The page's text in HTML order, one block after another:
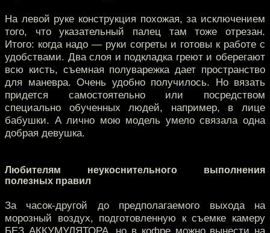
На левой руке конструкция похожая, за исключением
того, что указательный палец там тоже отрезан.
Итого: когда надо — руки согреты и готовы к работе с
удобствами. Два слоя и подкладка греют и оберегают
всю кисть, съемная полуварежка дает пространство
для маневра. Очень удобно получилось. Но вязать
придется самостоятельно или посредством
специально обученных людей, например, в лице
бабушки. А лично мою модель умело связала одна
добрая девушка.
Любителям неукоснительного выполнения
полезных правил
За часок-другой до предполагаемого выхода на
морозный воздух, подготовленную к съемке камеру
БЕЗ АККУМУЛЯТОРА, но в кофре можно вынести на